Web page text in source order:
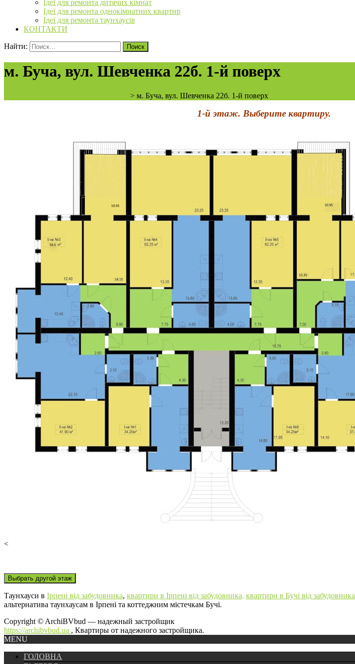
Ідеї для ремонта дитячих кімнат
Ідеї для ремонта однокімнатних квартир
Ідеї для ремонта таунхаусів
КОНТАКТИ
Найти:
м. Буча, вул. Шевченка 22б. 1-й поверх
> м. Буча, вул. Шевченка 22б. 1-й поверх
1-й этаж. Выберите квартиру.
<
Выбрать другой этаж
Таунхауси в Ірпені від забудовника, квартири в Ірпені від забудовника, квартири в Бучі від забудовника
альтернатива таунхаусам в Ірпені та коттеджним містечкам Бучі.
Copyright © ArchiBVbud — надежный застройщик
https://archibvbud.ua , Квартиры от надежного застройщика.
MENU
ГОЛОВНА